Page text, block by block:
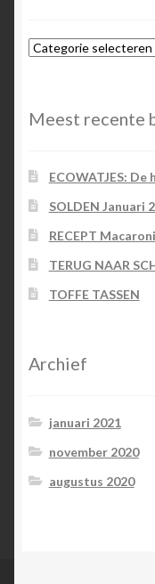
Blog-
Meest recente
ECOWATJES:
SOLDEN Januari
RECEPT
TERUG NAAR
TOFFE TASSEN
Archief
januari 2021
november 2020
augustus 2020